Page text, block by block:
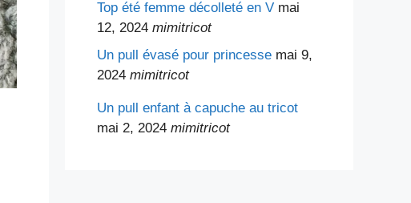
Top été femme décolleté en V mai
12, 2024 mimitricot
Un pull évasé pour princesse mai 9,
2024 mimitricot
Un pull enfant à capuche au tricot
mai 2, 2024 mimitricot